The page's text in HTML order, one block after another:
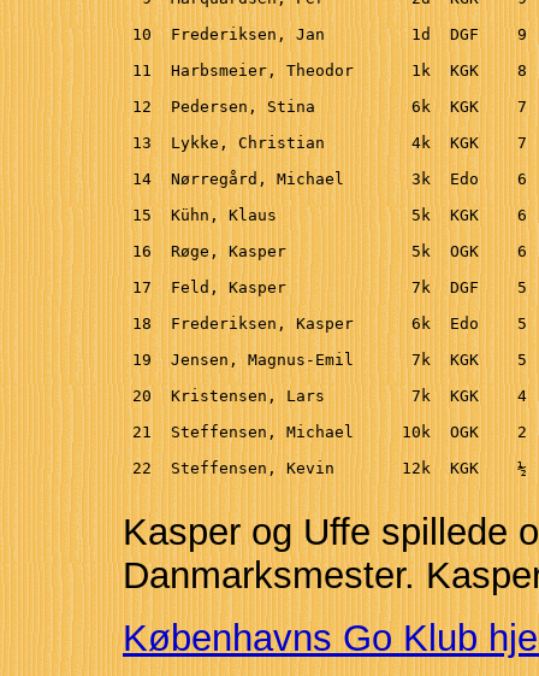
10  Frederiksen, Jan         1d  DGF
11  Harbsmeier, Theodor      1k  KGK
12  Pedersen, Stina          6k  KGK
13  Lykke, Christian         4k  KGK
14  Nørregård, Michael       3k  Edo
15  Kühn, Klaus              5k  KGK
16  Røge, Kasper             5k  OGK
17  Feld, Kasper             7k  DGF    5
18  Frederiksen, Kasper      6k  Edo
19  Jensen, Magnus-Emil      7k  KGK
20  Kristensen, Lars         7k  KGK
21  Steffensen, Michael     10k  OGK
22  Steffensen, Kevin       12k  KGK
Kasper og Uffe spillede
Danmarksmester.
Københavns Go Klub